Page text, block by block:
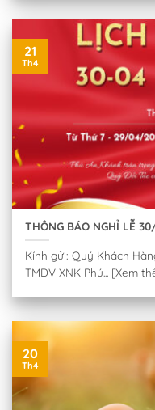
THÔNG BÁO NGHỈ LỄ
Kính gửi: Quý Khách
TMDV XNK Phú... [Xem
21
Th4
20
Th4